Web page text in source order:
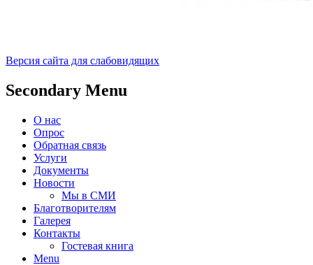
ГКУ "РКЦСОН" МТ и СЗ
КБР – филиал по
Прохладненскому району
Прохладненском районе
Версия сайта для слабовидящих
Secondary Menu
О нас
Опрос
Обратная связь
Услуги
Документы
Новости
Мы в СМИ
Благотворителям
Галерея
Контакты
Гостевая книга
Menu